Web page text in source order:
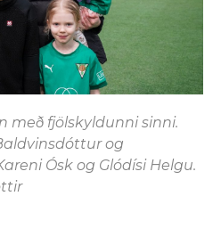
með fjölskyldunni sinni.
og
Ósk og Glódísi Helgu.